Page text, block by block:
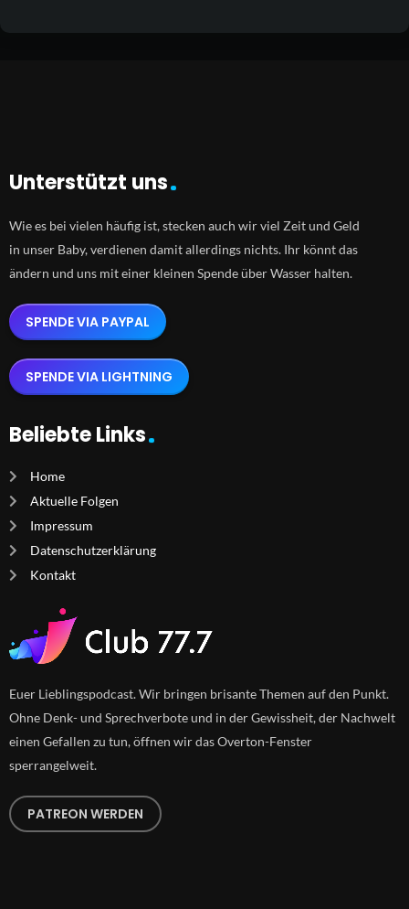
Unterstützt uns
Wie es bei vielen häufig ist, stecken auch wir viel Zeit und Geld
in unser Baby, verdienen damit allerdings nichts. Ihr könnt das
ändern und uns mit einer kleinen Spende über Wasser halten.
SPENDE VIA PAYPAL
SPENDE VIA LIGHTNING
Beliebte Links
Home
Aktuelle Folgen
Impressum
Datenschutzerklärung
Kontakt
Euer Lieblingspodcast. Wir bringen brisante Themen auf den Punkt.
Ohne Denk- und Sprechverbote und in der Gewissheit, der Nachwelt
einen Gefallen zu tun, öffnen wir das Overton-Fenster
sperrangelweit.
PATREON WERDEN